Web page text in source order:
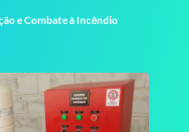
e Combate à Incêndio